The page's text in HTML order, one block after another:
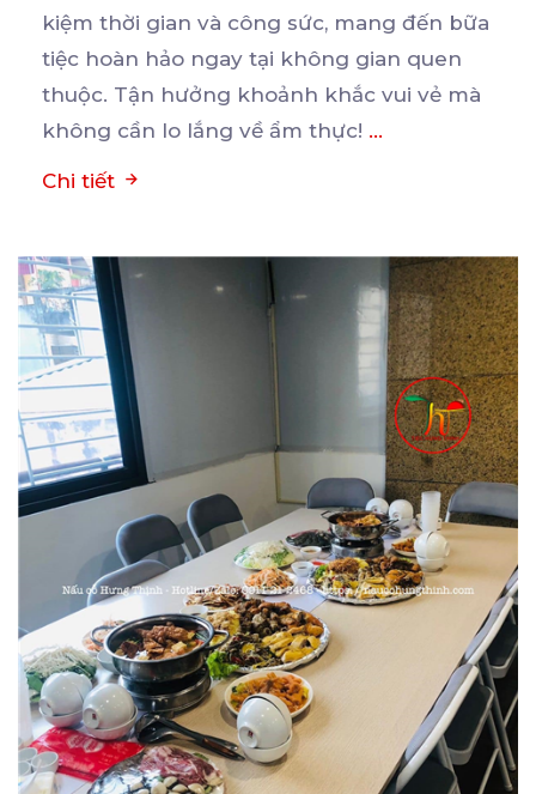
kiệm thời gian và công sức, mang đến bữa
tiệc hoàn hảo ngay tại không gian quen
thuộc. Tận hưởng khoảnh khắc vui vẻ mà
không cần lo lắng về ẩm thực! ...
Chi tiết